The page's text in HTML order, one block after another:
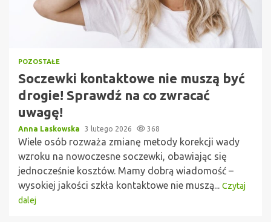
POZOSTAŁE
Soczewki kontaktowe nie muszą być
drogie! Sprawdź na co zwracać
uwagę!
Anna Laskowska 3 lutego 2026 368
Wiele osób rozważa zmianę metody korekcji wady
wzroku na nowoczesne soczewki, obawiając się
jednocześnie kosztów. Mamy dobrą wiadomość –
wysokiej jakości szkła kontaktowe nie muszą... Czytaj
dalej